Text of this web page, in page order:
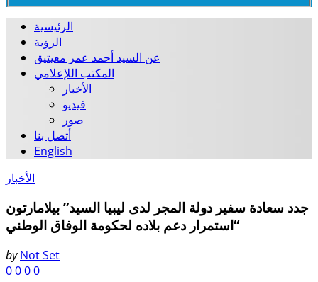
الرئيسية
الرؤية
عن السيد أحمد عمر معيتيق
المكتب اللإعلامي
الأخبار
فيديو
صور
أتصل بنا
English
الأخبار
جدد سعادة سفير دولة المجر لدى ليبيا السيد” بيلامارتون
“استمرار دعم بلاده لحكومة الوفاق الوطني
by Not Set
0000